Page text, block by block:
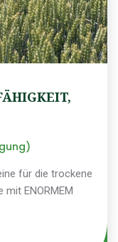
für die trockene
ENORMEM